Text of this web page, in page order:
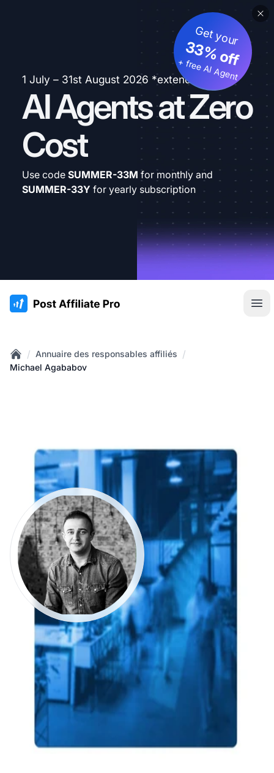
1 July – 31st August 2026 *extended
AI Agents at Zero
Cost
Get your
33% off
+ free AI Agent
Use code SUMMER-33M for monthly and
SUMMER-33Y for yearly subscription
:site.title
Home
/ Annuaire des responsables affiliés /
Michael Agababov